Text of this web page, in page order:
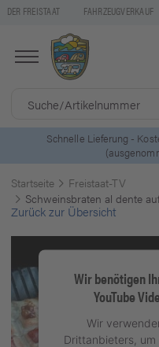
DER FREISTAAT FAHRZEUGVERKAUF
Schnelle Lieferung -
Startseite
Freistaat-TV
Schweinsbraten al dente
Zurück zur Übersicht
Wir benötigen
YouTube
Wir
Drittanbieters, um